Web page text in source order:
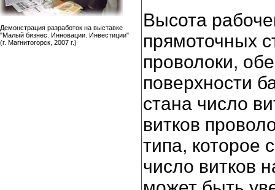
Высота
прямоточных
проволоки,
поверхности
стана число
витков
типа, которое
число витков
Демонстрация разработок на выставке
"Малый бизнес. Инновации. Инвестиции"
(г. Магнитогорск, 2007 г.)